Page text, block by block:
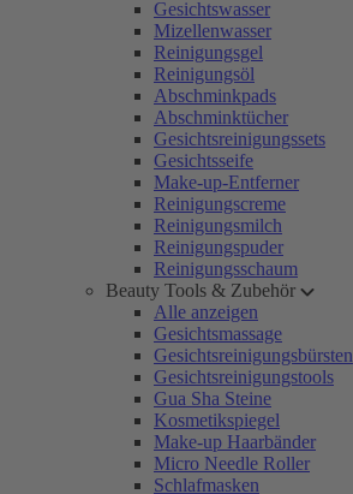
Gesichtswasser
Mizellenwasser
Reinigungsgel
Reinigungsöl
Abschminkpads
Abschminktücher
Gesichtsreinigungssets
Gesichtsseife
Make-up-Entferner
Reinigungscreme
Reinigungsmilch
Reinigungspuder
Reinigungsschaum
Beauty Tools & Zubehör
Alle anzeigen
Gesichtsmassage
Gesichtsreinigungsbürsten
Gesichtsreinigungstools
Gua Sha Steine
Kosmetikspiegel
Make-up Haarbänder
Micro Needle Roller
Schlafmasken